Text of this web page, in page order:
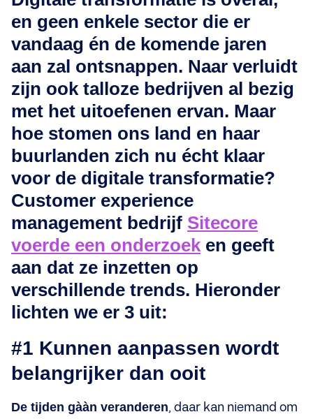
en geen enkele sector die er
vandaag én de komende jaren
aan zal ontsnappen. Naar verluidt
zijn ook talloze bedrijven al bezig
met het uitoefenen ervan. Maar
hoe stomen ons land en haar
buurlanden zich nu écht klaar
voor de digitale transformatie?
Customer experience
management bedrijf Sitecore
voerde een onderzoek en geeft
aan dat ze inzetten op
verschillende trends. Hieronder
lichten we er 3 uit:
#1 Kunnen aanpassen wordt
belangrijker dan ooit
De tijden gààn veranderen, daar kan niemand om